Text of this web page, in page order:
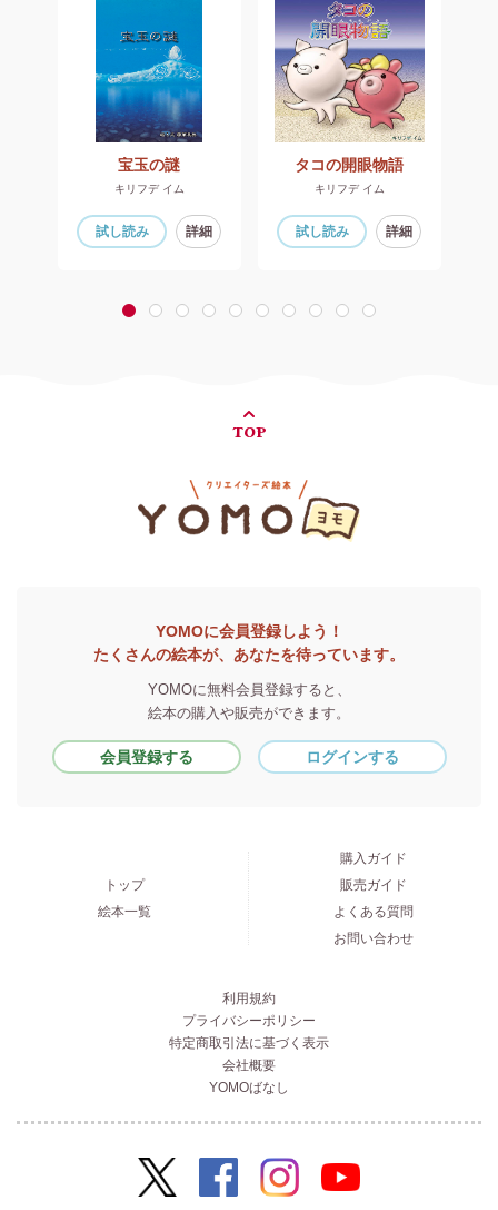
宝玉の謎
キリフデ イム
試し読み 詳細
タコの開眼物語
キリフデ イム
試し読み 詳細
1 2 3 4 5 6 7 8 9 10
TOP
YOMOに会員登録しよう！
たくさんの絵本が、あなたを待っています。
YOMOに無料会員登録すると、
絵本の購入や販売ができます。
会員登録する ログインする
トップ
絵本一覧
購入ガイド
販売ガイド
よくある質問
お問い合わせ
利用規約
プライバシーポリシー
特定商取引法に基づく表示
会社概要
YOMOばなし